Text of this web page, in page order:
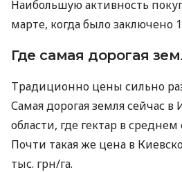
Наибольшую активность
марте, когда было заключено
Где самая дорогая
Традиционно цены сильно
Самая дорогая земля сейчас
области, где гектар в среднем
Почти такая же цена в
тыс. грн/га.